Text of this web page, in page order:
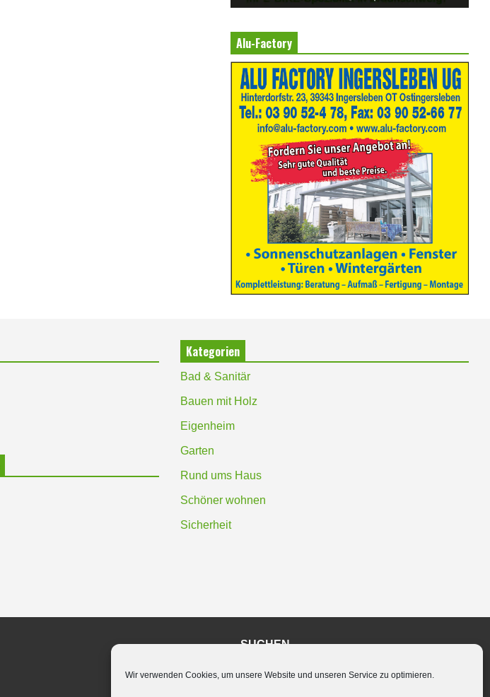
Wir verwenden Cookies, um unsere Website und unseren Service zu optimieren.
Alu-Factory
Kategorien
Bad & Sanitär
Bauen mit Holz
Eigenheim
Garten
Rund ums Haus
Schöner wohnen
Sicherheit
SUCHEN